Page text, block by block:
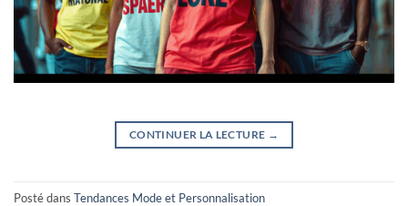
CONTINUER LA LECTURE →
Posté dans Tendances Mode et Personnalisation